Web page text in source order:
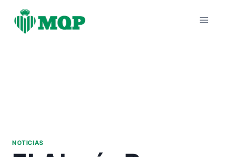
contenido
NOTICIAS